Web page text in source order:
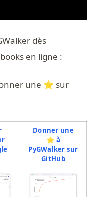
dès
en ligne :
une ⭐️ sur
in a new tab)
Donner une
⭐️ à
PyGWalker sur
GitHub(opens in